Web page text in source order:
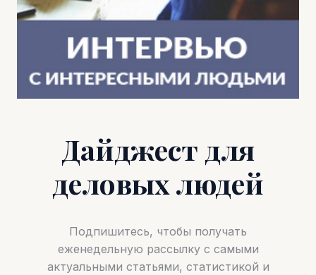
Дайджест для
деловых людей
Подпишитесь, чтобы получать
еженедельную рассылку с самыми
актуальными статьями, статистикой и